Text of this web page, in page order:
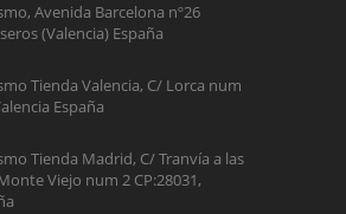
Avenida Barcelona nº26
(Valencia) España
Tienda Valencia, C/ Lorca num
España
Tienda Madrid, C/ Tranvía a las
Viejo num 2 CP:28031,